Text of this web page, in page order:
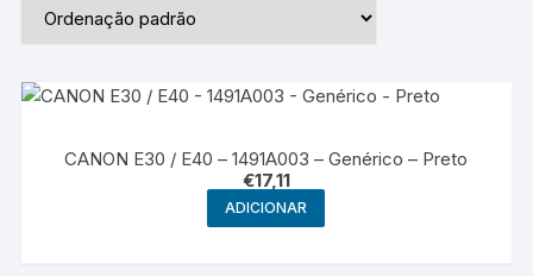
CANON E30 / E40 – 1491A003 – Genérico – Preto
€17,11
ADICIONAR